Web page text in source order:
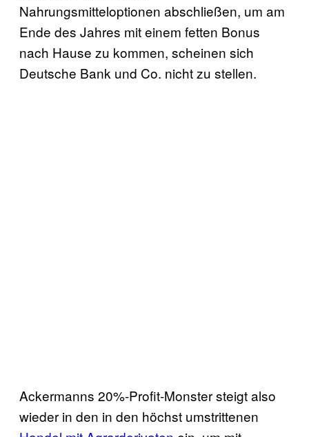
Nahrungsmitteloptionen abschließen, um am
Ende des Jahres mit einem fetten Bonus
nach Hause zu kommen, scheinen sich
Deutsche Bank und Co. nicht zu stellen.
Ackermanns 20%-Profit-Monster steigt also
wieder in den in den höchst umstrittenen